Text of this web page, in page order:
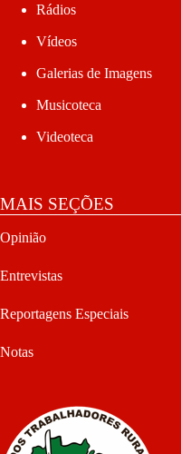
Rádios
Vídeos
Galerias de Imagens
Musicoteca
Videoteca
MAIS SEÇÕES
Opinião
Entrevistas
Reportagens Especiais
Notas